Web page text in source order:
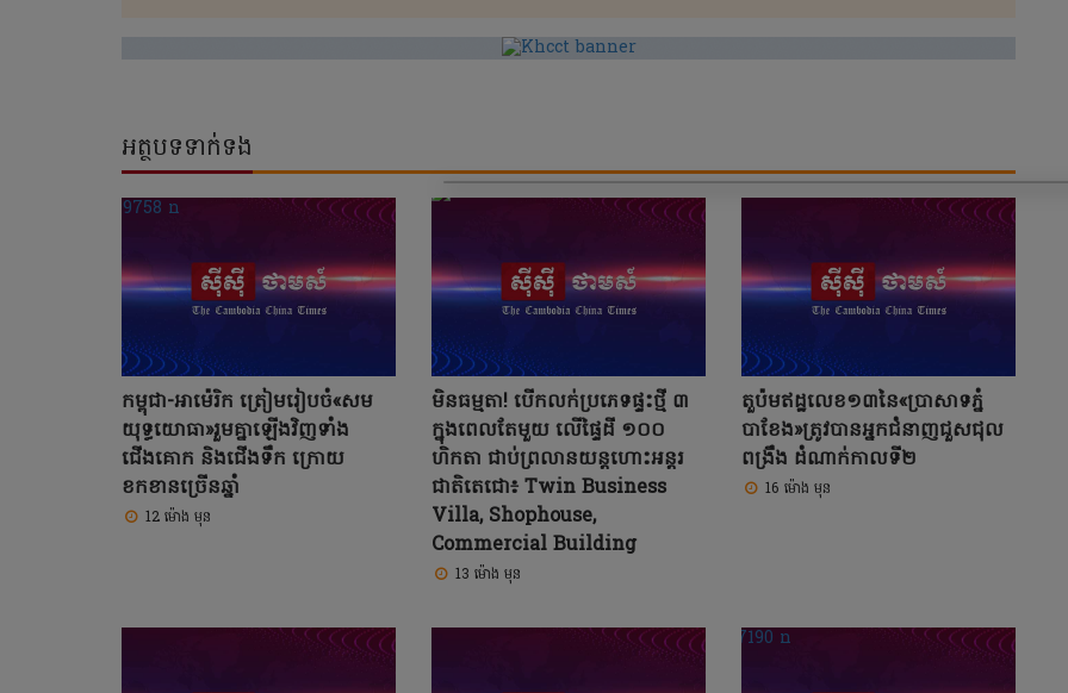
អត្ថបទទាក់ទង
កម្ពុជា-អាម៉េរិក ត្រៀមរៀបចំ«សម
យុទ្ធ​យោធា»រួមគ្នាឡើងវិញទាំង
ជើងគោក និងជើងទឹក ក្រោយ
ខកខានច្រើនឆ្នាំ
12 ម៉ោង មុន
មិនធម្មតា! បើកលក់ប្រភេទផ្ទះថ្មី ៣
ក្នុងពេលតែមួយ លើផ្ទៃដី ១០០
ហិកតា ជាប់ព្រលានយន្តហោះអន្តរ
ជាតិតេជោ៖ Twin Business
Villa, Shophouse,
Commercial Building
13 ម៉ោង មុន
តួប៉មឥដ្ឋលេខ១៣នៃ«ប្រាសាទភ្នំ
បាខែង»ត្រូវបានអ្នកជំនាញជួសជុល
ពង្រឹង ដំណាក់កាលទី២
16 ម៉ោង មុន